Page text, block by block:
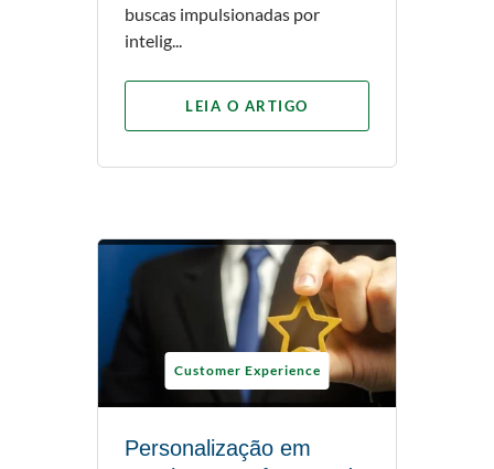
buscas impulsionadas por
intelig...
LEIA O ARTIGO
Customer Experience
Personalização em